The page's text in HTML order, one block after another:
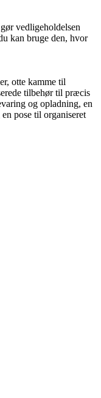
vedligeholdelsen
kan bruge den, hvor
otte kamme til
tilbehør til præcis
og opladning, en
pose til organiseret